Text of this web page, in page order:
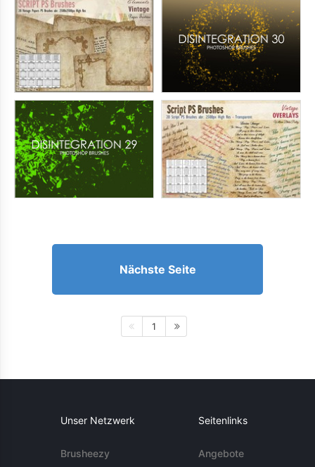
Nächste Seite
1
Unser Netzwerk
Brusheezy
Seitenlinks
Angebote